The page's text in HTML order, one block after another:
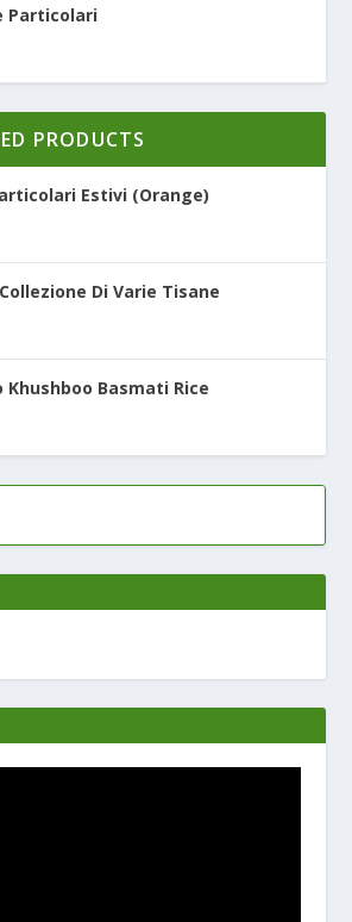
Particolari
PRODUCTS
Estivi (Orange)
Di Varie Tisane
Khushboo Basmati Rice